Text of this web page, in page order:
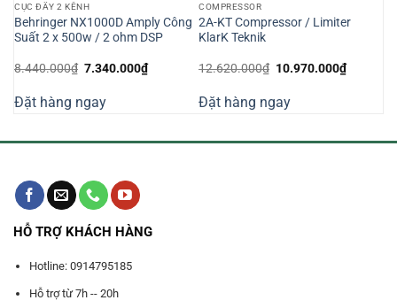
CỤC ĐẨY 2 KÊNH
Behringer NX1000D Amply Công
Suất 2 x 500w / 2 ohm DSP
8.440.000₫ Giá
8.440.000₫.
7.340.000₫Giá
hiện
7.340.000₫.
Đặt hàng ngay
COMPRESSOR
2A-KT Compressor / Limiter
KlarK Teknik
12.620.000₫ Giá
12.620.000₫.
10.970.000₫Giá
hiện
Đặt hàng ngay
HỖ TRỢ KHÁCH HÀNG
Hotline: 0914795185
Hỗ trợ từ 7h -- 20h